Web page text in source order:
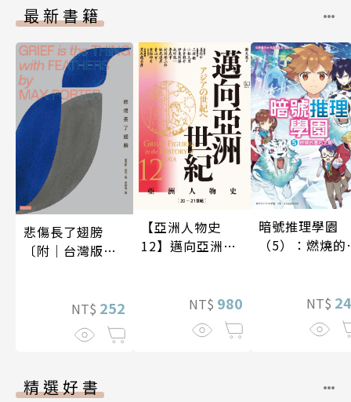
最新書籍
悲傷長了翅膀
〔附｜台灣版獨
NT$ 252
【亞洲人物史
12】邁向亞洲世
NT$ 980
暗號推理學園
（5）：燃燒的
NT$
精選好書